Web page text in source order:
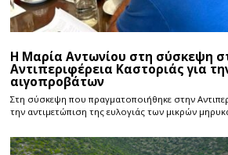
Η Μαρία Αντωνίου στη σύσκεψη
Αντιπεριφέρεια Καστοριάς για
αιγοπροβάτων
Στη σύσκεψη που πραγματοποιήθηκε στην
την αντιμετώπιση της ευλογιάς των μικρών